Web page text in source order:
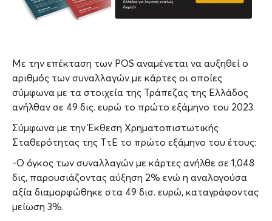
Με την επέκταση των POS αναμένεται να αυξηθεί ο
αριθμός των συναλλαγών με κάρτες οι οποίες
σύμφωνα με τα στοιχεία της Τράπεζας της Ελλάδος
ανήλθαν σε 49 δις. ευρώ το πρώτο εξάμηνο του 2023.
Σύμφωνα με την Έκθεση Χρηματοπιστωτικής
Σταθερότητας της ΤτΕ το πρώτο εξάμηνο του έτους:
-Ο όγκος των συναλλαγών με κάρτες ανήλθε σε 1,048
δις, παρουσιάζοντας αύξηση 2% ενώ η αναλογούσα
αξία διαμορφώθηκε στα 49 δισ. ευρώ, καταγράφοντας
μείωση 3%.